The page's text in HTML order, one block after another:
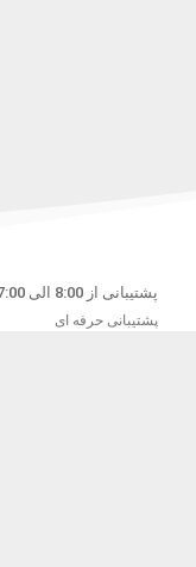
پشتیبانی از 8:00 الی 17:00
پشتیبانی حرفه ای